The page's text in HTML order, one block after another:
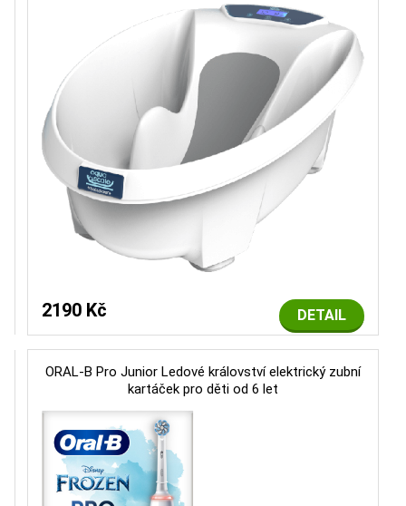
DETAIL
2190 Kč
ORAL-B Pro Junior Ledové království elektrický zubní
kartáček pro děti od 6 let